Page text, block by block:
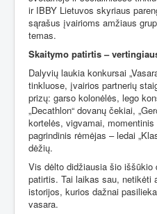
ir IBBY Lietuvos skyriaus
sąrašus įvairioms amžiaus
temas.
Skaitymo patirtis –
Dalyvių laukia konkursai
tinkluose, įvairios partnerių
prizų: garso kolonėlės, lego
„Decathlon“ dovanų čekiai,
kortelės, vigvamai,
pagrindinis rėmėjas – ledai
dėžių.
Vis dėlto didžiausia šio
patirtis. Tai laikas sau, netikėti
istorijos, kurios dažnai
vasara.